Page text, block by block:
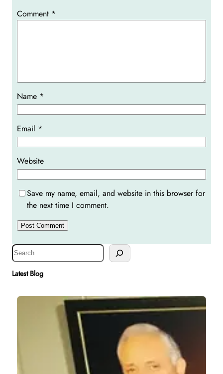
Comment *
Name *
Email *
Website
Save my name, email, and website in this browser for
the next time I comment.
S
e
a
Latest Blog